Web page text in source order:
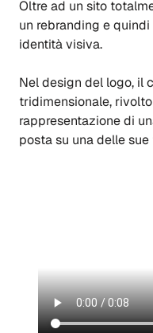
Oltre ad un sito
un rebranding e
identità visiva.
Nel design del logo, il
tridimensionale,
rappresentazione di
posta su una delle